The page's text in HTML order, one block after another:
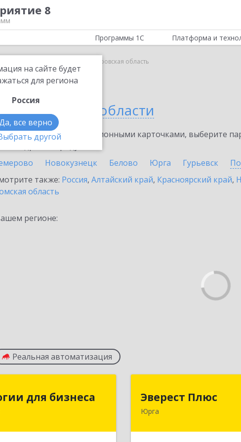
8
на сайте будет
для региона
Россия
все верно
другой
Программы 1С Платформа и
Кемеровская область
Кемеровской области
с информационными карточками, выберите
Новокузнецк Белово Юрга Гурьевск
также: Россия, Алтайский край, Красноярский край,
область
регионе:
Реальная автоматизация
для бизнеса
для бизнеса
Эверест Плюс
Юрга